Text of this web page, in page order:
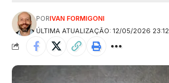
ÚLTIMA ATUALIZAÇÃO: 12/05/2026 23:12
PORIVAN FORMIGONI